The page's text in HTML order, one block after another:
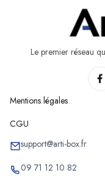
Le premier réseau
Mentions légales
CGU
support@arti-box.fr
09 71 12 10 82